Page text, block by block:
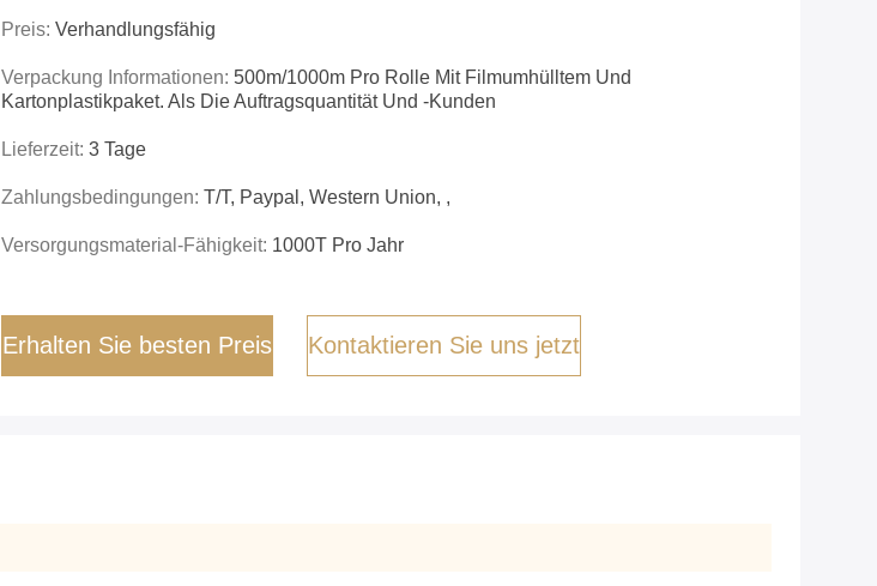
Preis: Verhandlungsfähig
Verpackung Informationen: 500m/1000m Pro Rolle Mit Filmumhülltem Und
Kartonplastikpaket. Als Die Auftragsquantität Und -Kunden
Lieferzeit: 3 Tage
Zahlungsbedingungen: T/T, Paypal, Western Union, ,
Versorgungsmaterial-Fähigkeit: 1000T Pro Jahr
Erhalten Sie besten Preis Kontaktieren Sie uns jetzt